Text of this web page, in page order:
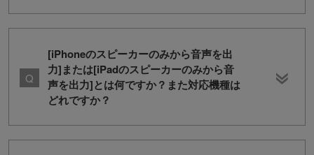
[iPhoneのスピーカーのみから音声を出
力]または[iPadのスピーカーのみから音
声を出力]とは何ですか？また対応機種は
どれですか？